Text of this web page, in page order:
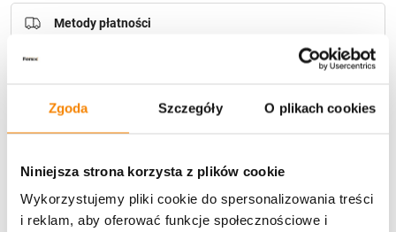
Zgoda Szczegóły O plikach cookies
Niniejsza strona korzysta z plików cookie
Wykorzystujemy pliki cookie do spersonalizowania treści
i reklam, aby oferować funkcje społecznościowe i
Potrzebujesz większą ilość? Zapraszamy do naszej
hurtowniiPrzejdź do hurtowni B2B
Metody płatności